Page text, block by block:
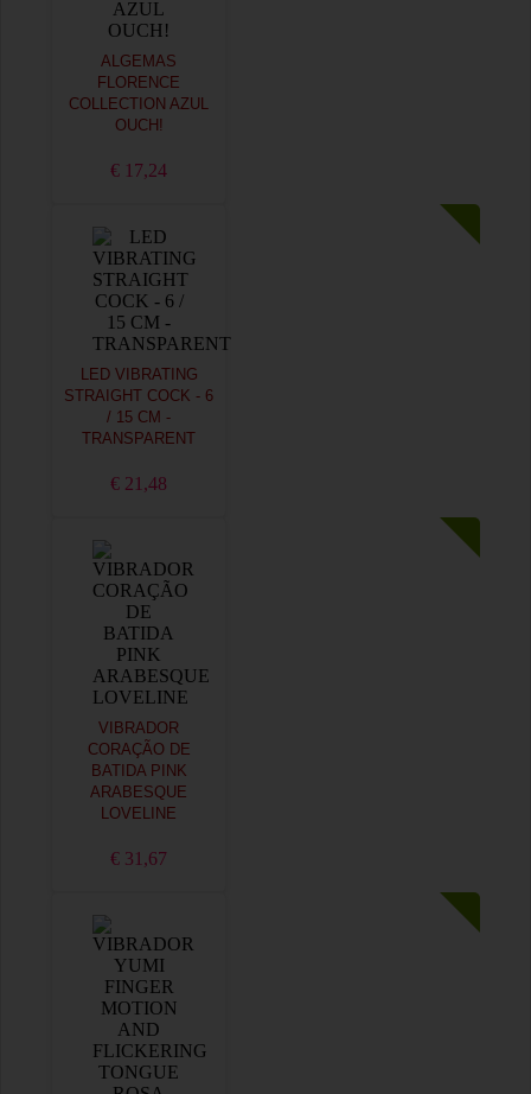
ALGEMAS
FLORENCE
COLLECTION AZUL
OUCH!
€ 17,24
LED VIBRATING
STRAIGHT COCK - 6
/ 15 CM -
TRANSPARENT
€ 21,48
VIBRADOR
CORAÇÃO DE
BATIDA PINK
ARABESQUE
LOVELINE
€ 31,67